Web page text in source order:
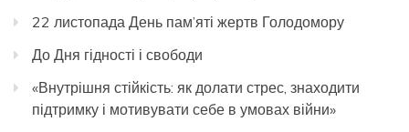
22 листопада День пам’яті жертв Голодомору
До Дня гідності і свободи
«Внутрішня стійкість: як долати стрес, знаходити
підтримку і мотивувати себе в умовах війни»